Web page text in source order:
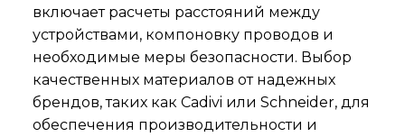
включает расчеты расстояний между
устройствами, компоновку проводов и
необходимые меры безопасности. Выбор
качественных материалов от надежных
брендов, таких как Cadivi или Schneider, для
обеспечения производительности и